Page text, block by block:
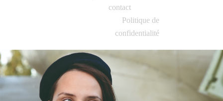
contact
Politique de
confidentialité